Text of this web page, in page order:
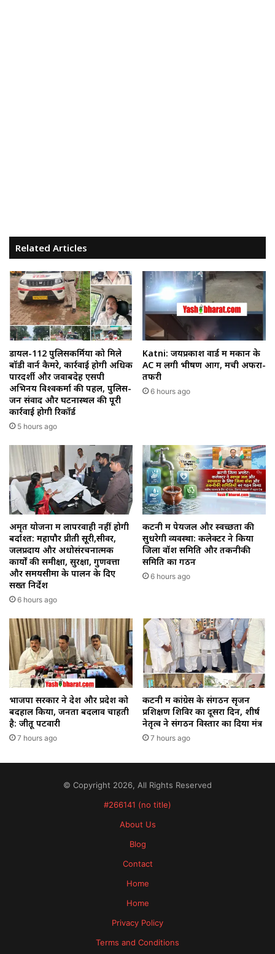
Related Articles
डायल-112 पुलिसकर्मियों को मिले
बॉडी वार्न कैमरे, कार्रवाई होगी अधिक
पारदर्शी और जवाबदेह एसपी
अभिनय विश्वकर्मा की पहल, पुलिस-
जन संवाद और घटनास्थल की पूरी
कार्रवाई होगी रिकॉर्ड
5 hours ago
Katni: जयप्रकाश वार्ड में मकान के
AC में लगी भीषण आग, मची अफरा-
तफरी
6 hours ago
अमृत योजना में लापरवाही नहीं होगी
बर्दाश्त: महापौर प्रीती सूरी,सीवर,
जलप्रदाय और अधोसंरचनात्मक
कार्यों की समीक्षा, सुरक्षा, गुणवत्ता
और समयसीमा के पालन के दिए
सख्त निर्देश
6 hours ago
कटनी में पेयजल और स्वच्छता की
सुधरेगी व्यवस्था: कलेक्टर ने किया
जिला वॉश समिति और तकनीकी
समिति का गठन
6 hours ago
भाजपा सरकार ने देश और प्रदेश को
बदहाल किया, जनता बदलाव चाहती
है: जीतू पटवारी
7 hours ago
कटनी में कांग्रेस के संगठन सृजन
प्रशिक्षण शिविर का दूसरा दिन, शीर्ष
नेतृत्व ने संगठन विस्तार का दिया मंत्र
7 hours ago
© Copyright 2026, All Rights Reserved
#266141 (no title)
About Us
Blog
Contact
Home
Home
Privacy Policy
Terms and Conditions